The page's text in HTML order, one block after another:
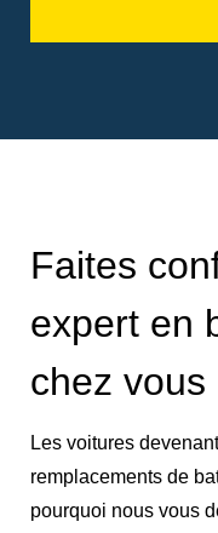
Faites
expert en
chez vous
Les voitures
remplacements de
pourquoi nous vous